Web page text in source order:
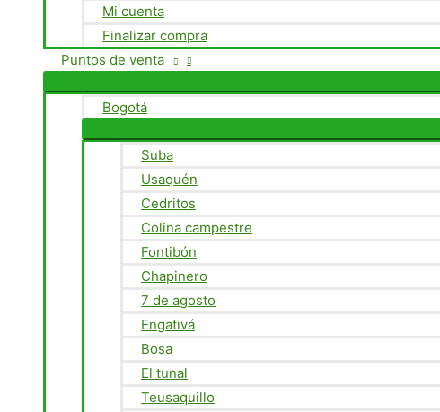
Mi cuenta
Finalizar compra
Puntos de venta
Bogotá
Suba
Usaquén
Cedritos
Colina campestre
Fontibón
Chapinero
7 de agosto
Engativá
Bosa
El tunal
Teusaquillo